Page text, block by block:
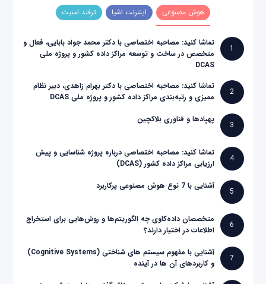
هوش مصنوعی اینترنت اشیا ترفند امنیت
1
تماشا کنید: مصاحبه اختصاصی با دکتر محمد جواد بابایی، فعال و
متخصص در ساخت و توسعه مراکز داده کشور و پروژه ملی
DCAS
2
تماشا کنید: مصاحبه اختصاصی با دکتر بهرام زاهدی، دبیر نظام
ممیزی و رتبه‌بندی مراکز داده کشور و پروژه ملی DCAS
3
پهپادها و فناوری بلاکچین
4
تماشا کنید: مصاحبه اختصاصی درباره پروژه شناسایی و پیش
ارزیابی مراکز داده کشور (DCAS)
5
آشنایی با 7 نوع هوش مصنوعی پرکاربرد
6
متخصصان داده‌کاوی چه الگوریتم‌ها و روش‌هایی برای استخراج
اطلاعات در اختیار دارند؟
7
آشنایی با مفهوم سیستم های شناختی (Cognitive Systems)
و کاربردهای آن ها در آینده